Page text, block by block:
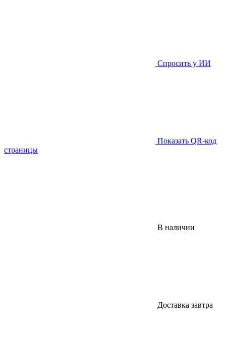
Спросить у ИИ
Показать QR-код
страницы
В наличии
Доставка завтра